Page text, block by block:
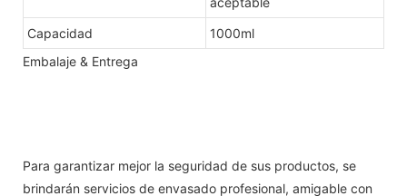
Capacidad
1000ml
Embalaje & Entrega
Para garantizar mejor la seguridad de sus productos, se
brindarán servicios de envasado profesional, amigable con